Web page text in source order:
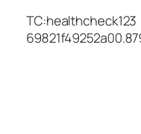
TC:healthcheck123